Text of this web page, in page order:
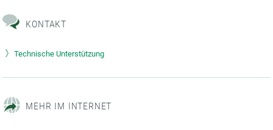
KONTAKT
Technische Unterstützung
MEHR IM INTERNET